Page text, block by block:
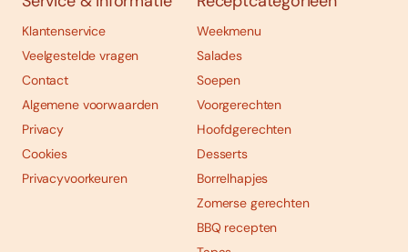
Klantenservice
Veelgestelde vragen
Contact
Algemene voorwaarden
Privacy
Cookies
Privacyvoorkeuren
Weekmenu
Salades
Soepen
Voorgerechten
Hoofdgerechten
Desserts
Borrelhapjes
Zomerse gerechten
BBQ recepten